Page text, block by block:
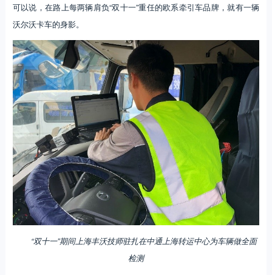
可以说，在路上每两辆肩负“双十一”重任的欧系牵引车品牌，就有一辆
沃尔沃卡车的身影。
“双十一”期间上海丰沃技师驻扎在中通上海转运中心为车辆做全面
检测